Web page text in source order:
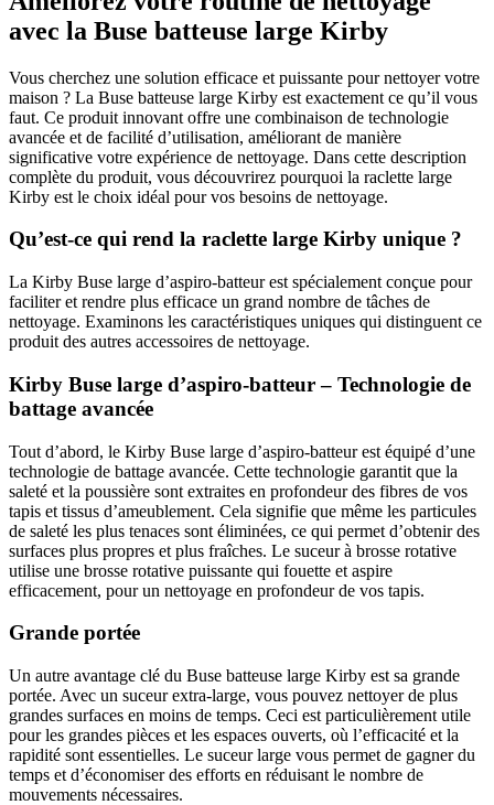
avec la Buse batteuse large Kirby
Vous cherchez une solution efficace et puissante pour nettoyer votre
maison ? La Buse batteuse large Kirby est exactement ce qu’il vous
faut. Ce produit innovant offre une combinaison de technologie
avancée et de facilité d’utilisation, améliorant de manière
significative votre expérience de nettoyage. Dans cette description
complète du produit, vous découvrirez pourquoi la raclette large
Kirby est le choix idéal pour vos besoins de nettoyage.
Qu’est-ce qui rend la raclette large Kirby unique ?
La Kirby Buse large d’aspiro-batteur est spécialement conçue pour
faciliter et rendre plus efficace un grand nombre de tâches de
nettoyage. Examinons les caractéristiques uniques qui distinguent ce
produit des autres accessoires de nettoyage.
Kirby Buse large d’aspiro-batteur – Technologie de
battage avancée
Tout d’abord, le Kirby Buse large d’aspiro-batteur est équipé d’une
technologie de battage avancée. Cette technologie garantit que la
saleté et la poussière sont extraites en profondeur des fibres de vos
tapis et tissus d’ameublement. Cela signifie que même les particules
de saleté les plus tenaces sont éliminées, ce qui permet d’obtenir des
surfaces plus propres et plus fraîches. Le suceur à brosse rotative
utilise une brosse rotative puissante qui fouette et aspire
efficacement, pour un nettoyage en profondeur de vos tapis.
Grande portée
Un autre avantage clé du Buse batteuse large Kirby est sa grande
portée. Avec un suceur extra-large, vous pouvez nettoyer de plus
grandes surfaces en moins de temps. Ceci est particulièrement utile
pour les grandes pièces et les espaces ouverts, où l’efficacité et la
rapidité sont essentielles. Le suceur large vous permet de gagner du
temps et d’économiser des efforts en réduisant le nombre de
mouvements nécessaires.